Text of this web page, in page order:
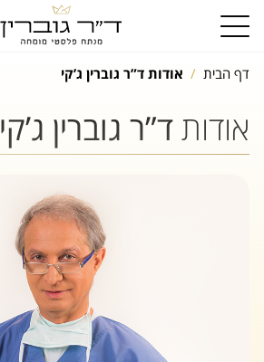
דף הבית אודות ד”ר גוברין ג’קי
אודותד”ר גוברין ג’קי